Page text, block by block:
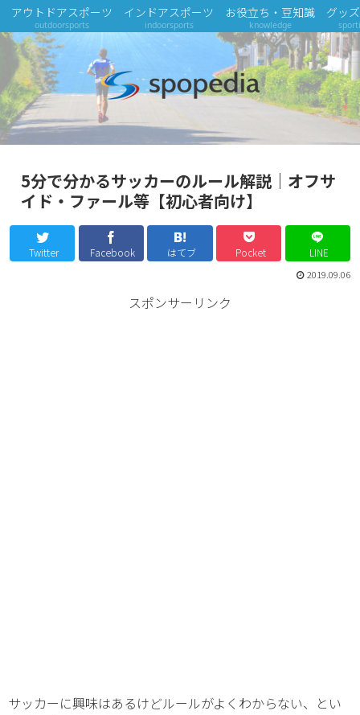
アウトドアスポーツ
outdoorsports
インドアスポーツ
indoorsports
お役立ち・豆知識
knowledge
グッ
5分で分かるサッカーのルール解説｜オフサ
イド・ファール等【初心者向け】
Twitter Facebook はてブ Pocket LINE
2019.09.06
スポンサーリンク
サッカーに興味はあるけどルールがよくわからない、とい